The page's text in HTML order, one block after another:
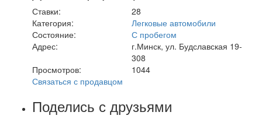
Ставки:
28
Категория:
Легковые автомобили
Состояние:
С пробегом
Адрес:
г.Минск, ул. Будславская 19-
308
Просмотров:
1044
Связаться с продавцом
Поделись с друзьями